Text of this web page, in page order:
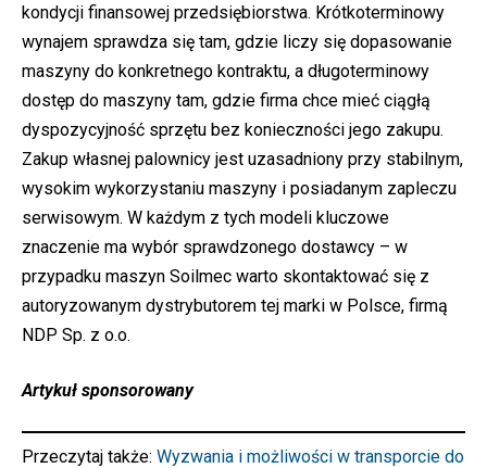
kondycji finansowej przedsiębiorstwa. Krótkoterminowy
wynajem sprawdza się tam, gdzie liczy się dopasowanie
maszyny do konkretnego kontraktu, a długoterminowy
dostęp do maszyny tam, gdzie firma chce mieć ciągłą
dyspozycyjność sprzętu bez konieczności jego zakupu.
Zakup własnej palownicy jest uzasadniony przy stabilnym,
wysokim wykorzystaniu maszyny i posiadanym zapleczu
serwisowym. W każdym z tych modeli kluczowe
znaczenie ma wybór sprawdzonego dostawcy – w
przypadku maszyn Soilmec warto skontaktować się z
autoryzowanym dystrybutorem tej marki w Polsce, firmą
NDP Sp. z o.o.
Artykuł sponsorowany
Przeczytaj także: Wyzwania i możliwości w transporcie do